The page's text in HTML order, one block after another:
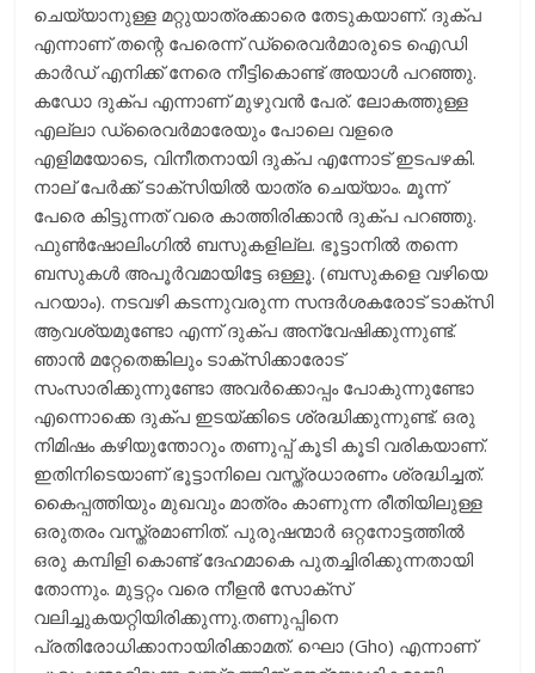
ചെയ്യാനുള്ള മറ്റുയാത്രക്കാരെ തേടുകയാണ്. ദുക്പ
എന്നാണ് തന്റെ പേരെന്ന് ഡ്രൈവര്‍മാരുടെ ഐഡി
കാര്‍ഡ് എനിക്ക് നേരെ നീട്ടികൊണ്ട് അയാള്‍ പറഞ്ഞു.
കഡോ ദുക്പ എന്നാണ് മുഴുവന്‍ പേര്. ലോകത്തുള്ള
എല്ലാ ഡ്രൈവര്‍മാരേയും പോലെ വളരെ
എളിമയോടെ, വിനീതനായി ദുക്പ എന്നോട് ഇടപഴകി.
നാല് പേര്‍ക്ക് ടാക്‌സിയില്‍ യാത്ര ചെയ്യാം. മൂന്ന്
പേരെ കിട്ടുന്നത് വരെ കാത്തിരിക്കാന്‍ ദുക്പ പറഞ്ഞു.
ഫുണ്‍ഷോലിംഗില്‍ ബസുകളില്ല. ഭൂട്ടാനില്‍ തന്നെ
ബസുകള്‍ അപൂര്‍വമായിട്ടേ ഒള്ളൂ. (ബസുകളെ വഴിയെ
പറയാം). നടവഴി കടന്നുവരുന്ന സന്ദര്‍ശകരോട് ടാക്‌സി
ആവശ്യമുണ്ടോ എന്ന് ദുക്പ അന്വേഷിക്കുന്നുണ്ട്.
ഞാന്‍ മറ്റേതെങ്കിലും ടാക്‌സിക്കാരോട്
സംസാരിക്കുന്നുണ്ടോ അവര്‍ക്കൊപ്പം പോകുന്നുണ്ടോ
എന്നൊക്കെ ദുക്പ ഇടയ്ക്കിടെ ശ്രദ്ധിക്കുന്നുണ്ട്. ഒരു
നിമിഷം കഴിയുന്തോറും തണുപ്പ് കൂടി കൂടി വരികയാണ്.
ഇതിനിടെയാണ് ഭൂട്ടാനിലെ വസ്ത്രധാരണം ശ്രദ്ധിച്ചത്.
കൈപ്പത്തിയും മുഖവും മാത്രം കാണുന്ന രീതിയിലുള്ള
ഒരുതരം വസ്ത്രമാണിത്. പുരുഷന്മാര്‍ ഒറ്റനോട്ടത്തില്‍
ഒരു കമ്പിളി കൊണ്ട് ദേഹമാകെ പുതച്ചിരിക്കുന്നതായി
തോന്നും. മുട്ടറ്റം വരെ നീളന്‍ സോക്‌സ്
വലിച്ചുകയറ്റിയിരിക്കുന്നു.തണുപ്പിനെ
പ്രതിരോധിക്കാനായിരിക്കാമത്. ഘൊ (Gho) എന്നാണ്